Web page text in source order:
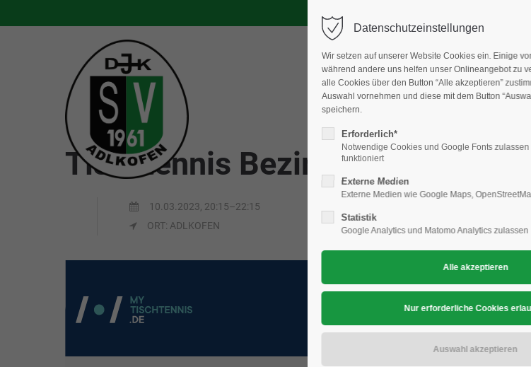
STARTSEITE DER VEREIN
Tischtennis Bezirksliga Isar:
10.03.2023, 20:15–22:15
ORT: ADLKOFEN
Datenschutzeinstellungen
Wir setzen auf unserer Website Cookies ein. Einige
während andere uns helfen unser Onlineangebot zu
alle Cookies über den Button “Alle akzeptieren”
Auswahl vornehmen und diese mit dem Button
speichern.
Erforderlich*
Notwendige Cookies und Google Fonts
funktioniert
Externe Medien
Externe Medien wie Google Maps,
Statistik
Google Analytics und Matomo Analytics zulassen